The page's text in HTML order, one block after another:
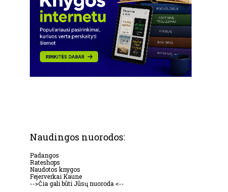
Naudingos nuorodos:
Padangos
Rateshops
Naudotos knygos
Fejerverkai Kaune
-->Čia gali būti Jūsų nuoroda <--